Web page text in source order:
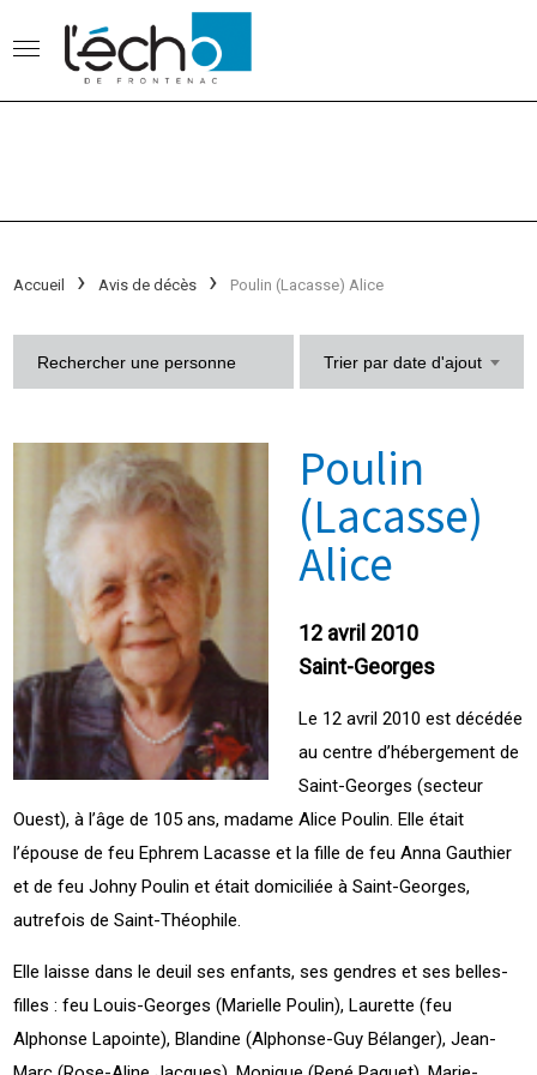
Accueil Avis de décès Poulin (Lacasse) Alice
Trier par date d'ajout
Poulin
(Lacasse)
Alice
12 avril 2010
Saint-Georges
Le 12 avril 2010 est décédée
au centre d’hébergement de
Saint-Georges (secteur
Ouest), à l’âge de 105 ans, madame Alice Poulin. Elle était
l’épouse de feu Ephrem Lacasse et la fille de feu Anna Gauthier
et de feu Johny Poulin et était domiciliée à Saint-Georges,
autrefois de Saint-Théophile.
Elle laisse dans le deuil ses enfants, ses gendres et ses belles-
filles : feu Louis-Georges (Marielle Poulin), Laurette (feu
Alphonse Lapointe), Blandine (Alphonse-Guy Bélanger), Jean-